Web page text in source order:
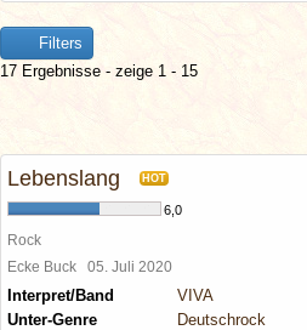
Filters
17 Ergebnisse - zeige 1 - 15
Lebenslang HOT
6,0
Rock
Ecke Buck 05. Juli 2020
Interpret/Band
VIVA
Unter-Genre
Deutschrock